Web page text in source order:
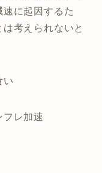
に起因するた
考えられないと
い
フレ加速